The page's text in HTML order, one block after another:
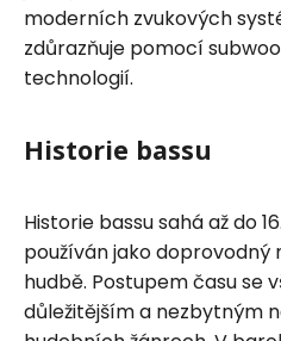
moderních zvukových
zdůrazňuje pomocí
technologií.
Historie bassu
Historie bassu sahá až do
používán jako
hudbě. Postupem času se
důležitějším a nezbytným